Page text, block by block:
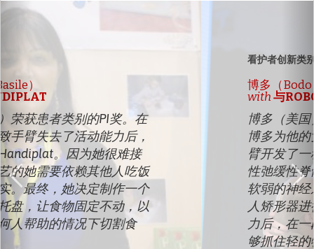
博多（美国）获得看护者类别的PI奖。
博多为他的女儿洛雷莱（Lorelei）的手
臂开发了一种机器人矫形器，她患有急
性弛缓性脊髓炎，这是一种会导致手臂
软弱的神经系统疾病。洛雷莱使用机器
人矫形器进行物理治疗，以恢复活动能
力后，在一段时间的治疗后，她已经能
够抓住轻的物体。“
以